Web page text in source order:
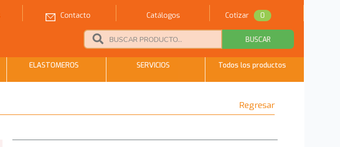
Cotizar 0
Catálogos
Contacto
BUSCAR
ELASTOMEROS SERVICIOS Todos los productos
Regresar